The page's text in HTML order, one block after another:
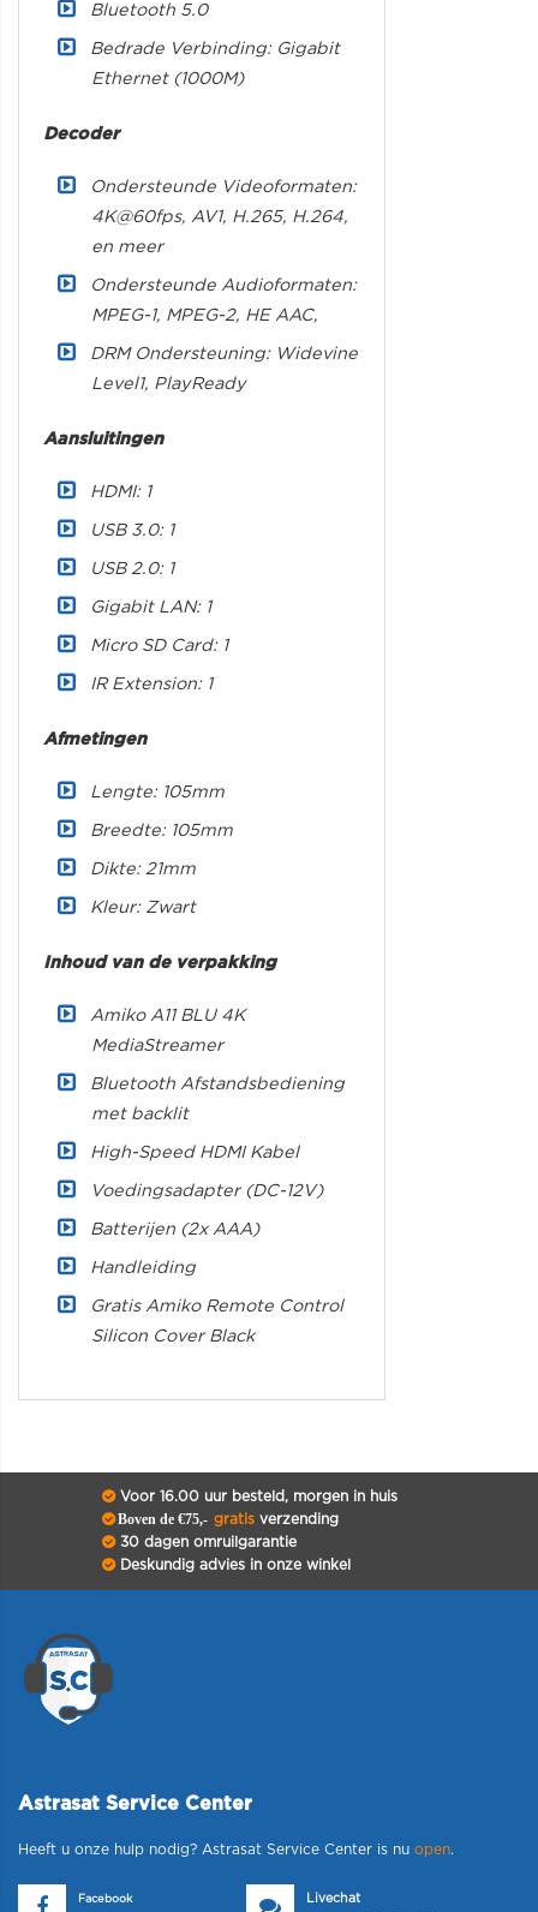
Bluetooth 5.0
Bedrade Verbinding: Gigabit
Ethernet (1000M)
Decoder
Ondersteunde Videoformaten:
4K@60fps, AV1, H.265, H.264,
en meer
Ondersteunde Audioformaten:
MPEG-1, MPEG-2, HE AAC,
DRM Ondersteuning: Widevine
Level1, PlayReady
Aansluitingen
HDMI: 1
USB 3.0: 1
USB 2.0: 1
Gigabit LAN: 1
Micro SD Card: 1
IR Extension: 1
Afmetingen
Lengte: 105mm
Breedte: 105mm
Dikte: 21mm
Kleur: Zwart
Inhoud van de verpakking
Amiko A11 BLU 4K
MediaStreamer
Bluetooth Afstandsbediening
met backlit
High-Speed HDMI Kabel
Voedingsadapter (DC-12V)
Batterijen (2x AAA)
Handleiding
Gratis Amiko Remote Control
Silicon Cover Black
Voor 16.00 uur besteld, morgen in huis
Boven de €75,- gratisverzending
30 dagen omruilgarantie
Deskundig advies in onze winkel
Astrasat Service Center
Heeft u onze hulp nodig? Astrasat Service Center is nu open.
Facebook
Livechat